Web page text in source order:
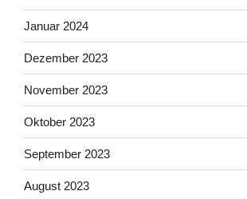
Januar 2024
Dezember 2023
November 2023
Oktober 2023
September 2023
August 2023